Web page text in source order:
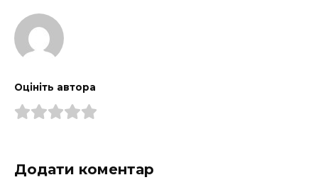
Оцініть автора
Додати коментар